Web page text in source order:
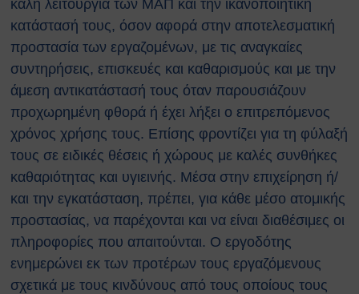
Νέα & Ανακοινώσεις
Εκδηλώσεις
Άρθρα
Γενικές Οδηγίες Προστασίας (Πολιτική
Προστασία)
Γενικές Οδηγίες
Χημικά, Βιολογικά, Ραδιολογικά
& Πυρηνικά Περιστατικά (ΧΒΡΠ)
Βιομηχανικά Ατυχήματα
Δασικές πυρκαγιές
Θυελλώδεις Άνεμοι
Καταιγίδες
Πλημμύρες
Χιονοπτώσεις
Καύσωνας
καλή λειτουργία των ΜΑΠ και την ικανοποιητική
κατάστασή τους, όσον αφορά στην αποτελεσματική
προστασία των εργαζομένων, με τις αναγκαίες
συντηρήσεις, επισκευές και καθαρισμούς και με την
άμεση αντικατάστασή τους όταν παρουσιάζουν
προχωρημένη φθορά ή έχει λήξει ο επιτρεπόμενος
χρόνος χρήσης τους. Επίσης φροντίζει για τη φύλαξή
τους σε ειδικές θέσεις ή χώρους με καλές συνθήκες
καθαριότητας και υγιεινής. Μέσα στην επιχείρηση ή/
και την εγκατάσταση, πρέπει, για κάθε μέσο ατομικής
προστασίας, να παρέχονται και να είναι διαθέσιμες οι
πληροφορίες που απαιτούνται. Ο εργοδότης
ενημερώνει εκ των προτέρων τους εργαζόμενους
σχετικά με τους κινδύνους από τους οποίους τους